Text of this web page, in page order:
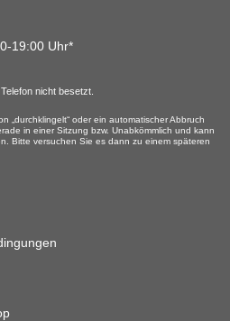
19:00 Uhr*
nicht besetzt.
„durchklingelt“ oder ein automatischer Abbruch
in einer Sitzung bzw. Unabkömmlich und kann
Bitte versuchen Sie es dann zu einem späteren